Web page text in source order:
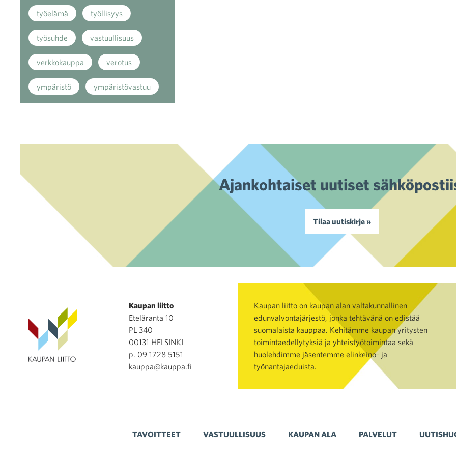
työelämä työllisyys
työsuhde vastuullisuus
verkkokauppa verotus
ympäristö ympäristövastuu
Ajankohtaiset uutiset
Tilaa uutiskirje »
Kaupan liitto
Eteläranta 10
PL 340
00131 HELSINKI
p. 09 1728 5151
kauppa@kauppa.fi
Kaupan liitto on kaupan alan valtakunnallinen
edunvalvontajärjestö, jonka tehtävänä on edistää
suomalaista kauppaa. Kehitämme kaupan yritysten
toimintaedellytyksiä ja yhteistyötoimintaa sekä
huolehdimme jäsentemme elinkeino- ja
työnantajaeduista.
TAVOITTEET VASTUULLISUUS KAUPAN ALA PALVELUT